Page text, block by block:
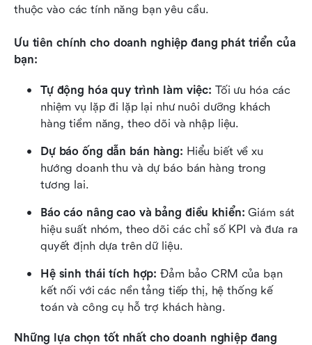
thuộc vào các tính năng bạn yêu cầu.
Ưu tiên chính cho doanh nghiệp đang phát triển của
bạn:
Tự động hóa quy trình làm việc: Tối ưu hóa các
nhiệm vụ lặp đi lặp lại như nuôi dưỡng khách
hàng tiềm năng, theo dõi và nhập liệu.
Dự báo ống dẫn bán hàng: Hiểu biết về xu
hướng doanh thu và dự báo bán hàng trong
tương lai.
Báo cáo nâng cao và bảng điều khiển: Giám sát
hiệu suất nhóm, theo dõi các chỉ số KPI và đưa ra
quyết định dựa trên dữ liệu.
Hệ sinh thái tích hợp: Đảm bảo CRM của bạn
kết nối với các nền tảng tiếp thị, hệ thống kế
toán và công cụ hỗ trợ khách hàng.
Những lựa chọn tốt nhất cho doanh nghiệp đang